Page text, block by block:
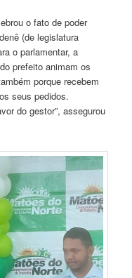
o fato de poder
(de legislatura
o parlamentar, a
prefeito animam os
porque recebem
seus pedidos.
do gestor”, assegurou